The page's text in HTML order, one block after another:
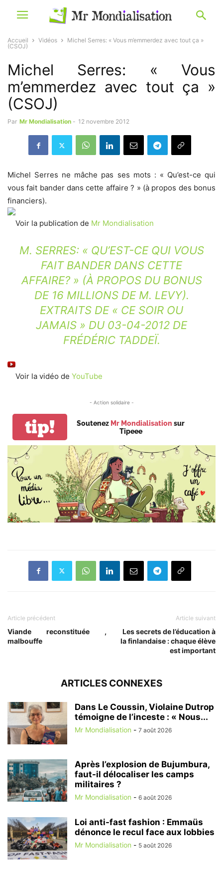
Accueil Vidéos
Michel Serres: « Vous m’emmerdez avec tout ça »
(CSOJ)
Michel Serres: « Vous
m’emmerdez avec tout ça »
(CSOJ)
Par Mr Mondialisation - 12 novembre 2012
Michel Serres ne mâche pas ses mots : « Qu’est-ce qui
vous fait bander dans cette affaire ? » (à propos des bonus
financiers).
Voir la publication de Mr Mondialisation
M. SERRES: « QU’EST-CE QUI VOUS
FAIT BANDER DANS CETTE
AFFAIRE? » (À PROPOS DU BONUS
DE 16 MILLIONS DE M. LEVY).
EXTRAITS DE « CE SOIR OU
JAMAIS » DU 03-04-2012 DE
FRÉDÉRIC TADDEÏ.
Voir la vidéo de YouTube
- Action solidaire -
tip! Soutenez Mr Mondialisation sur
Tipeee
Article précédent
Viande reconstituée ,
malbouffe
Article suivant
Les secrets de l’éducation à
la finlandaise : chaque élève
est important
ARTICLES CONNEXES
Dans Le Coussin, Violaine Dutrop
témoigne de l’inceste : « Nous...
Mr Mondialisation - 7 août 2026
Après l’explosion de Bujumbura,
faut-il délocaliser les camps
militaires ?
Mr Mondialisation - 6 août 2026
Loi anti-fast fashion : Emmaüs
dénonce le recul face aux lobbies
Mr Mondialisation - 5 août 2026